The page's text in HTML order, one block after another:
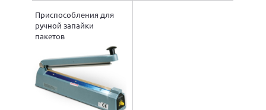
Приспособления для
ручной запайки
пакетов